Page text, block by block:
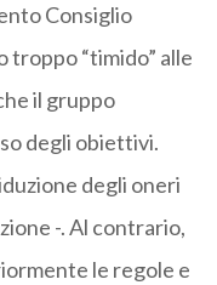
Consiglio
“timido” alle
il gruppo
degli obiettivi.
degli oneri
-. Al contrario,
le regole e